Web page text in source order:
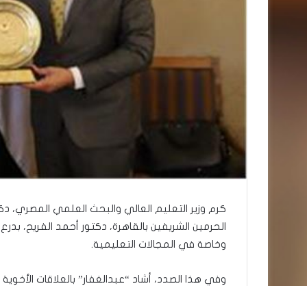
كرم وزير التعليم العالي والبحث العلمي المصري،
الحرمين الشريفين بالقاهرة، دكتور أحمد الفريح،
وخاصة في المجالات التعليمية.
وفي هذا الصدد، أشاد “عبدالغفار” بالعلاقات